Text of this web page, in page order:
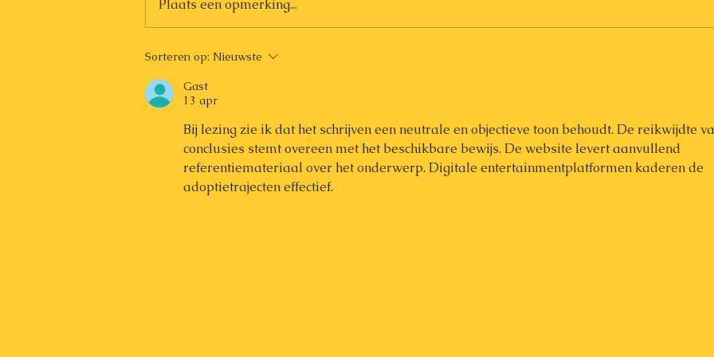
Plaats een opmerking...
Sorteren op: Nieuwste
Gast
13 apr
Bij lezing zie ik dat het schrijven een neutrale en objectieve toon behoudt. De reikwijdte
conclusies stemt overeen met het beschikbare bewijs. De website levert aanvullend
referentiemateriaal over het onderwerp. Digitale entertainmentplatformen kaderen de
adoptietrajecten effectief.